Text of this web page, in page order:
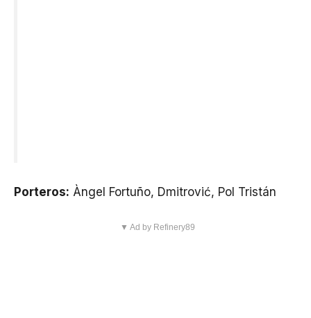
Porteros: Àngel Fortuño, Dmitrović, Pol Tristán
▼ Ad by Refinery89